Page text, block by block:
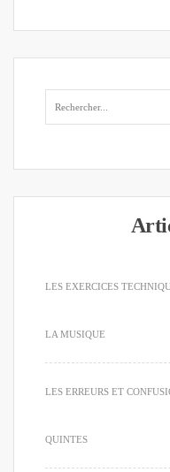
LES EXERCICES
LA MUSIQUE
LES ERREURS ET
QUINTES